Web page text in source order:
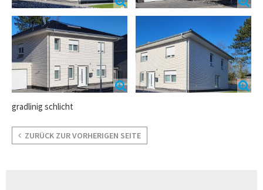
gradlinig schlicht
ZURÜCK ZUR VORHERIGEN SEITE